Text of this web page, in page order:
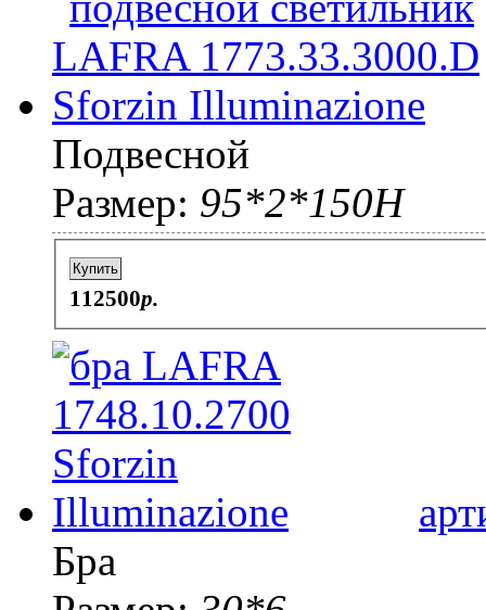
Подвесной
Размер: 95*2*150H
Купить
112500p.
Бра